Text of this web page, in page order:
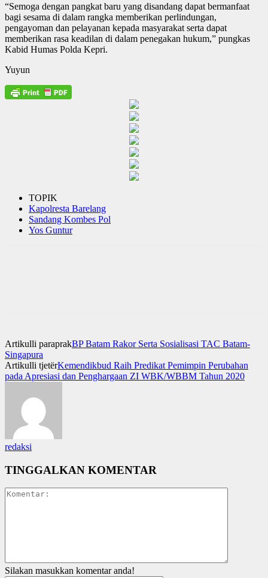
“Semoga dengan pangkat baru yang disandang dapat bermanfaat
bagi sesama di dalam rangka memberikan perlindungan,
pengayoman dan pelayanan kepada masyarakat serta dapat
memberikan rasa keadilan di dalam penegakan hukum,” pungkas
Kabid Humas Polda Kepri.
Yuyun
TOPIK
Kapolresta Barelang
Sandang Kombes Pol
Yos Guntur
Artikulli paraprakBP Batam Rakor Serta Sosialisasi TAC Batam-
Singapura
Artikulli tjetërKemendikbud Raih Predikat Pemimpin Perubahan
pada Apresiasi dan Penghargaan ZI WBK/WBBM Tahun 2020
redaksi
TINGGALKAN KOMENTAR
Silakan masukkan komentar anda!